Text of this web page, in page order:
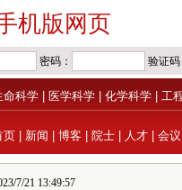
机版网页
命科学 医学科学 化学科学 工
页 新闻 博客 院士 人才 会议
7/21 13:49:57